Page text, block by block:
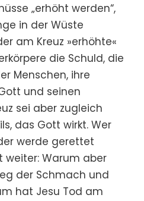
„erhöht werden“,
in der Wüste
am Kreuz »erhöhte«
die Schuld, die
Menschen, ihre
und seinen
sei aber zugleich
das Gott wirkt. Wer
werde gerettet
weiter: Warum aber
der Schmach und
hat Jesu Tod am